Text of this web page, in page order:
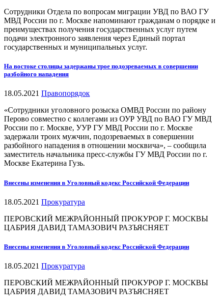
Сотрудники Отдела по вопросам миграции УВД по ВАО ГУ
МВД России по г. Москве напоминают гражданам о порядке и
преимуществах получения государственных услуг путем
подачи электронного заявления через Единый портал
государственных и муниципальных услуг.
На востоке столицы задержаны трое подозреваемых в совершении
разбойного нападения
18.05.2021 Правопорядок
«Сотрудники уголовного розыска ОМВД России по району
Перово совместно с коллегами из ОУР УВД по ВАО ГУ МВД
России по г. Москве, УУР ГУ МВД России по г. Москве
задержали троих мужчин, подозреваемых в совершении
разбойного нападения в отношении москвича», – сообщила
заместитель начальника пресс-службы ГУ МВД России по г.
Москве Екатерина Гузь.
Внесены изменения в Уголовный кодекс Российской Федерации
18.05.2021 Прокуратура
ПЕРОВСКИЙ МЕЖРАЙОННЫЙ ПРОКУРОР Г. МОСКВЫ
ЦАБРИЯ ДАВИД ТАМАЗОВИЧ РАЗЪЯСНЯЕТ
Внесены изменения в Уголовный кодекс Российской Федерации
18.05.2021 Прокуратура
ПЕРОВСКИЙ МЕЖРАЙОННЫЙ ПРОКУРОР Г. МОСКВЫ
ЦАБРИЯ ДАВИД ТАМАЗОВИЧ РАЗЪЯСНЯЕТ